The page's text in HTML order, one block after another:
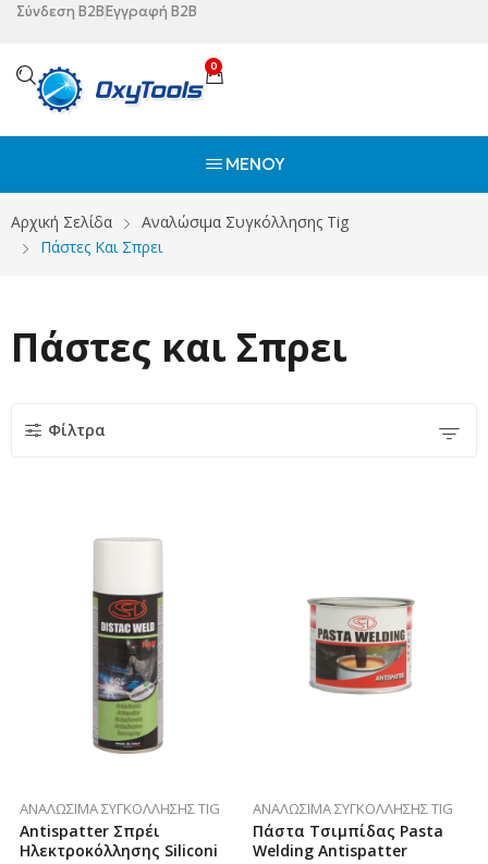
Σύνδεση B2BΕγγραφή B2B
0
ΜΕΝΟΎ
Αρχική Σελίδα
Αναλώσιμα Συγκόλλησης Tig
Πάστες Και Σπρει
Πάστες και Σπρει
Φίλτρα
ΑΝΑΛΏΣΙΜΑ ΣΥΓΚΌΛΛΗΣΗΣ TIG
Antispatter Σπρέι
Ηλεκτροκόλλησης Siliconi
ΑΝΑΛΏΣΙΜΑ ΣΥΓΚΌΛΛΗΣΗΣ TIG
Πάστα Τσιμπίδας Pasta
Welding Antispatter